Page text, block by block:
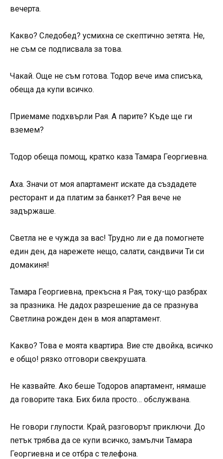
вечерта.
Какво? Следобед? усмихна се скептично зетята. Не,
не съм се подписвала за това.
Чакай. Още не съм готова. Тодор вече има списъка,
обеща да купи всичко.
Приемаме подхвърли Рая. А парите? Къде ще ги
вземем?
Тодор обеща помощ, кратко каза Тамара Георгиевна.
Аха. Значи от моя апартамент искате да създадете
ресторант и да платим за банкет? Рая вече не
задържаше.
Светла не е чужда за вас! Трудно ли е да помогнете
един ден, да нарежете нещо, салати, сандвичи Ти си
домакиня!
Тамара Георгиевна, прекъсна я Рая, току-що разбрах
за празника. Не дадох разрешение да се празнува
Светлина рожден ден в моя апартамент.
Какво? Това е моята квартира. Вие сте двойка, всичко
е общо! рязко отговори свекрушата.
Не казвайте. Ако беше Тодоров апартамент, нямаше
да говорите така. Бих била просто… обслужвана.
Не говори глупости. Край, разговорът приключи. До
петък трябва да се купи всичко, замълчи Тамара
Георгиевна и се отбра с телефона.